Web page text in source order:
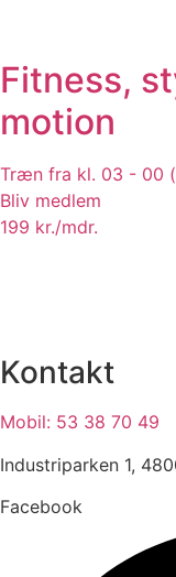
Fitness,
motion
Træn fra kl. 03 - 00
Bliv medlem
199 kr./mdr.
Kontakt
Mobil: 53 38 70 49
Industriparken 1,
Facebook